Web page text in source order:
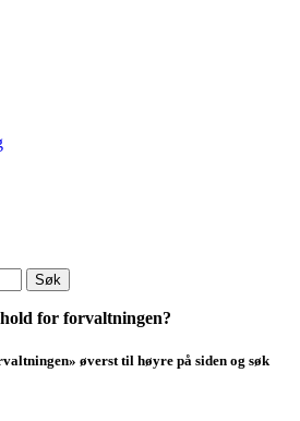
Søk
for forvaltningen?
øverst til høyre på siden og søk